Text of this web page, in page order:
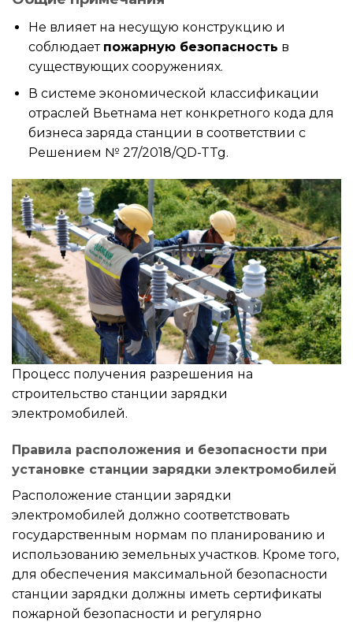
Не влияет на несущую конструкцию и
соблюдает пожарную безопасность в
существующих сооружениях.
В системе экономической классификации
отраслей Вьетнама нет конкретного кода для
бизнеса заряда станции в соответствии с
Решением № 27/2018/QD-TTg.
Процесс получения разрешения на
строительство станции зарядки
электромобилей.
Правила расположения и безопасности при
установке станции зарядки электромобилей
Расположение станции зарядки
электромобилей должно соответствовать
государственным нормам по планированию и
использованию земельных участков. Кроме того,
для обеспечения максимальной безопасности
станции зарядки должны иметь сертификаты
пожарной безопасности и регулярно